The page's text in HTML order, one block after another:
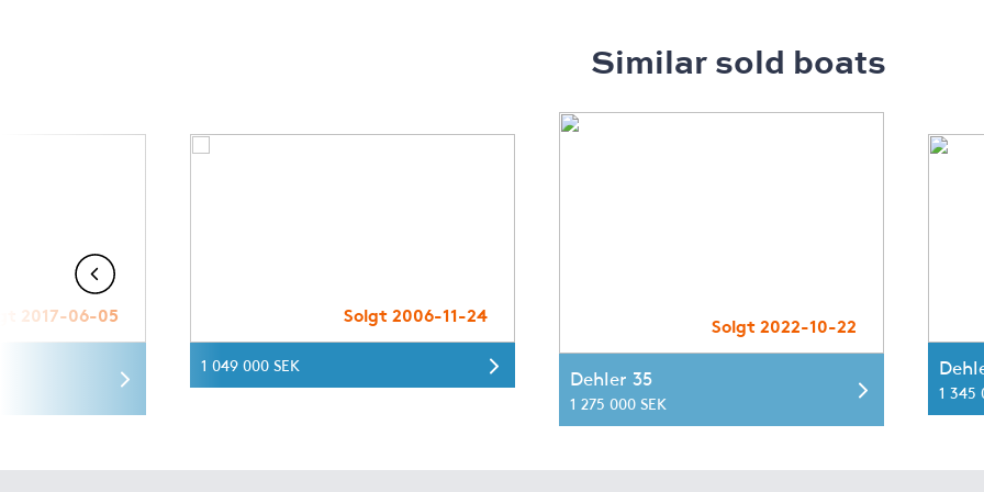
Similar sold boats
2017-06-05 Solgt 2006-11-24
1 049 000 SEK
Solgt 2022-10-22
Dehler 35
1 275 000 SEK 1 345